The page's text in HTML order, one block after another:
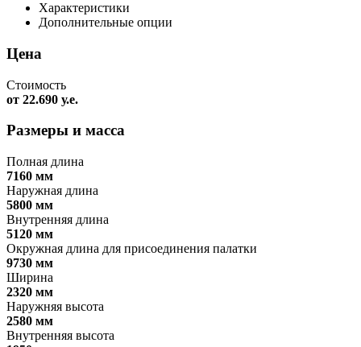
Характеристики
Дополнительные опции
Цена
Стоимость
от 22.690 у.е.
Размеры и масса
Полная длина
7160 мм
Наружная длина
5800 мм
Внутренняя длина
5120 мм
Окружная длина для присоединения палатки
9730 мм
Ширина
2320 мм
Наружняя высота
2580 мм
Внутренняя высота